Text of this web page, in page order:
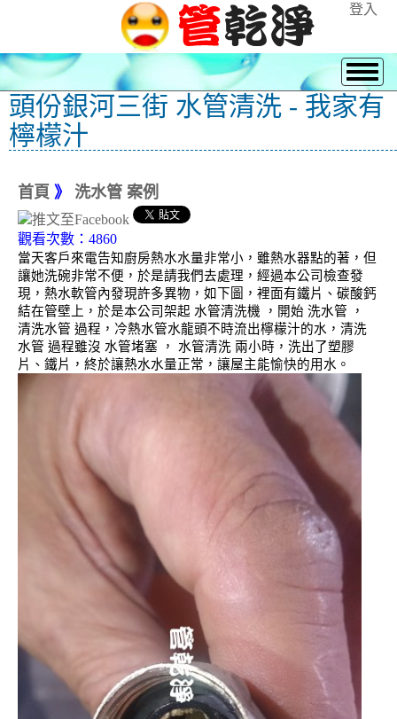
登入
頭份銀河三街 水管清洗 - 我家有
檸檬汁
首頁 》 洗水管 案例
觀看次數：4860
當天客戶來電告知廚房熱水水量非常小，雖熱水器點的著，但
讓她洗碗非常不便，於是請我們去處理，經過本公司檢查發
現，熱水軟管內發現許多異物，如下圖，裡面有鐵片、碳酸鈣
結在管壁上，於是本公司架起 水管清洗機 ，開始 洗水管 ，
清洗水管 過程，冷熱水管水龍頭不時流出檸檬汁的水，清洗
水管 過程雖沒 水管堵塞 ， 水管清洗 兩小時，洗出了塑膠
片、鐵片，終於讓熱水水量正常，讓屋主能愉快的用水。